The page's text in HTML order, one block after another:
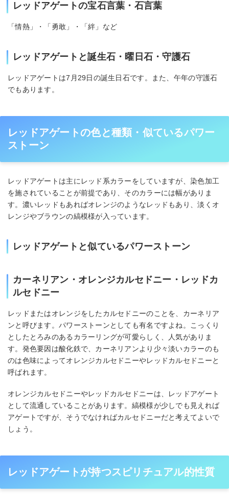
レッドアゲートの宝石言葉・石言葉
「情熱」・「勇敢」・「絆」など
レッドアゲートと誕生石・曜日石・守護石
レッドアゲートは7月29日の誕生日石です。また、午年の守護石
でもあります。
レッドアゲートの色と種類・似ているパワー
ストーン
レッドアゲートは主にレッド系カラーをしていますが、染色加工
を施されていることが前提であり、そのカラーには幅がありま
す。濃いレッドもあればオレンジのようなレッドもあり、淡くオ
レンジやブラウンの縞模様が入っています。
レッドアゲートと似ているパワーストーン
カーネリアン・オレンジカルセドニー・レッドカ
ルセドニー
レッドまたはオレンジをしたカルセドニーのことを、カーネリア
ンと呼びます。パワーストーンとしても有名ですよね。こっくり
としたとろみのあるカラーリングが可愛らしく、人気がありま
す。発色要因は酸化鉄で、カーネリアンより少々淡いカラーのも
のは色味によってオレンジカルセドニーやレッドカルセドニーと
呼ばれます。
オレンジカルセドニーやレッドカルセドニーは、レッドアゲート
として流通していることがあります。縞模様が少しでも見えれば
アゲートですが、そうでなければカルセドニーだと考えてよいで
しょう。
レッドアゲートが持つスピリチュアル的性質